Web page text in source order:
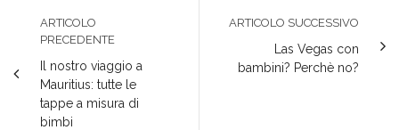
ARTICOLO
PRECEDENTE
Il nostro viaggio a
Mauritius: tutte le
tappe a misura di
bimbi
ARTICOLO SUCCESSIVO
Las Vegas con
bambini? Perchè no?